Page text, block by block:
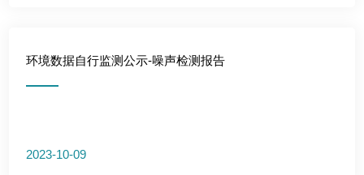
环境数据自行监测公示-噪声检测报告
2023-10-09